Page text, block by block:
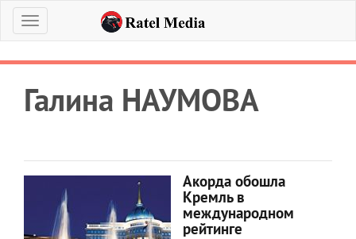
Меню
Галина НАУМОВА
Акорда обошла
Кремль в
международном
рейтинге